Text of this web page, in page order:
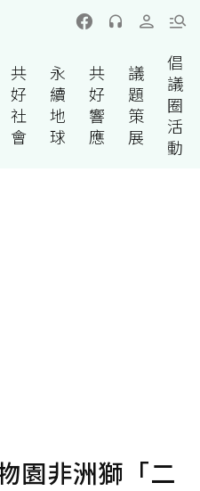
共
好
社
會
永
續
地
球
共
好
響
應
議
題
策
展
倡
議
圈
活
動
園非洲獅「二